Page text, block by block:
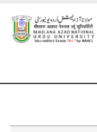
main
content